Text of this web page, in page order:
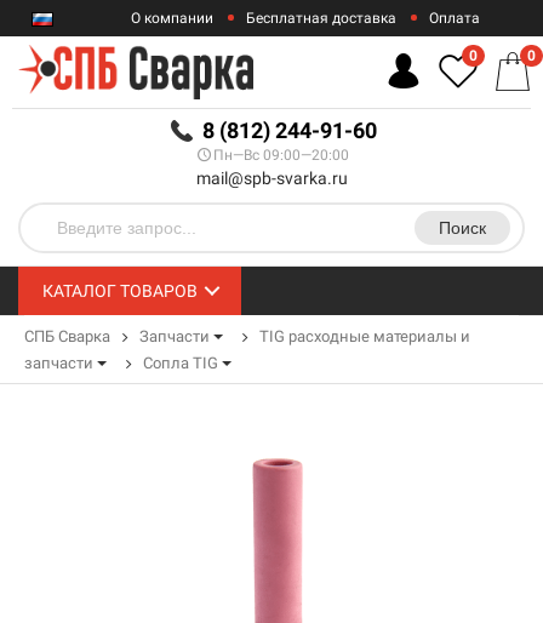
RUB
О компании Бесплатная доставка Оплата
Гарантии
8 (812) 244-91-60
Пн—Вс 09:00—20:00
mail@spb-svarka.ru
Поиск
0 0
КАТАЛОГ ТОВАРОВ
СПБ Сварка Запчасти
TIG расходные материалы и
запчасти
Сопла TIG